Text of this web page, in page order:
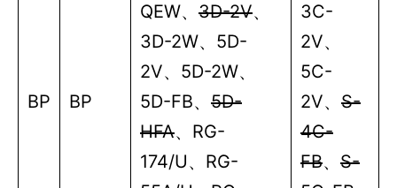
BP BP
QEW、 3D-2V、
3D-2W、 5D-
2V、 5D-2W、
5D-FB、 5D-
HFA、 RG-
174/U、 RG-
3C-
2V、
5C-
2V、 S-
4C-
FB、 S-